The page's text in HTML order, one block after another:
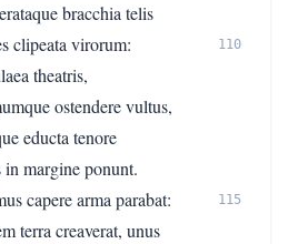
bracchia telis
clipeata virorum:
110
theatris,
ostendere vultus,
educta tenore
in margine ponunt.
capere arma parabat:
115
terra creaverat, unus